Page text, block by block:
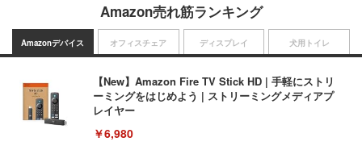
Amazon売れ筋ランキング
Amazonデバイス
【New】Amazon Fire TV Stick HD | 手軽にストリ
ーミングをはじめよう | ストリーミングメディアプ
レイヤー
￥6,980
オフィスチェア ディスプレイ 犬用トイレ